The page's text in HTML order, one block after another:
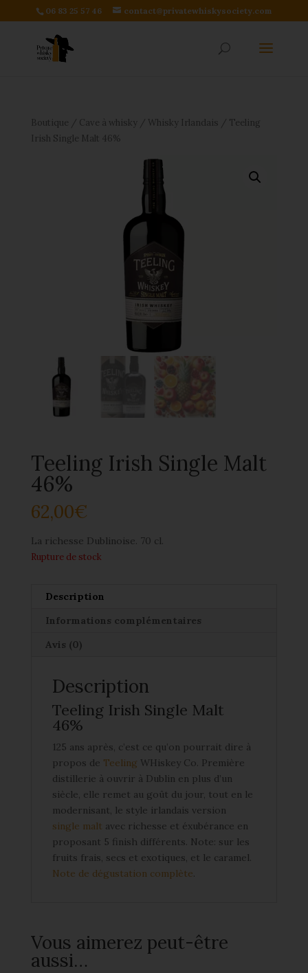
06 83 25 57 46 contact@privatewhiskysociety.com
Boutique / Cave à whisky/ Whisky Irlandais / Teeling
Irish Single Malt 46%
Teeling Irish Single Malt
46%
62,00€
La richesse Dublinoise. 70 cl.
Rupture de stock
Description
Informations complémentaires
Avis (0)
Description
Teeling Irish Single Malt
46%
125 ans après, c’est ce qu’on pourrait dire à
propos de Teeling WHiskey Co. Première
distillerie à ouvrir à Dublin en plus d’un
siècle, elle remet au goût du jour, tout en le
modernisant, le style irlandais version
single malt avec richesse et éxubérance en
proposant 5 finish différents. Note: sur les
fruits frais, secs et exotiques, et le caramel.
Note de dégustation complète.
Vous aimerez peut-être
aussi…